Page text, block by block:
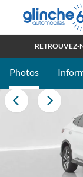
RETROUVEZ-
Photos